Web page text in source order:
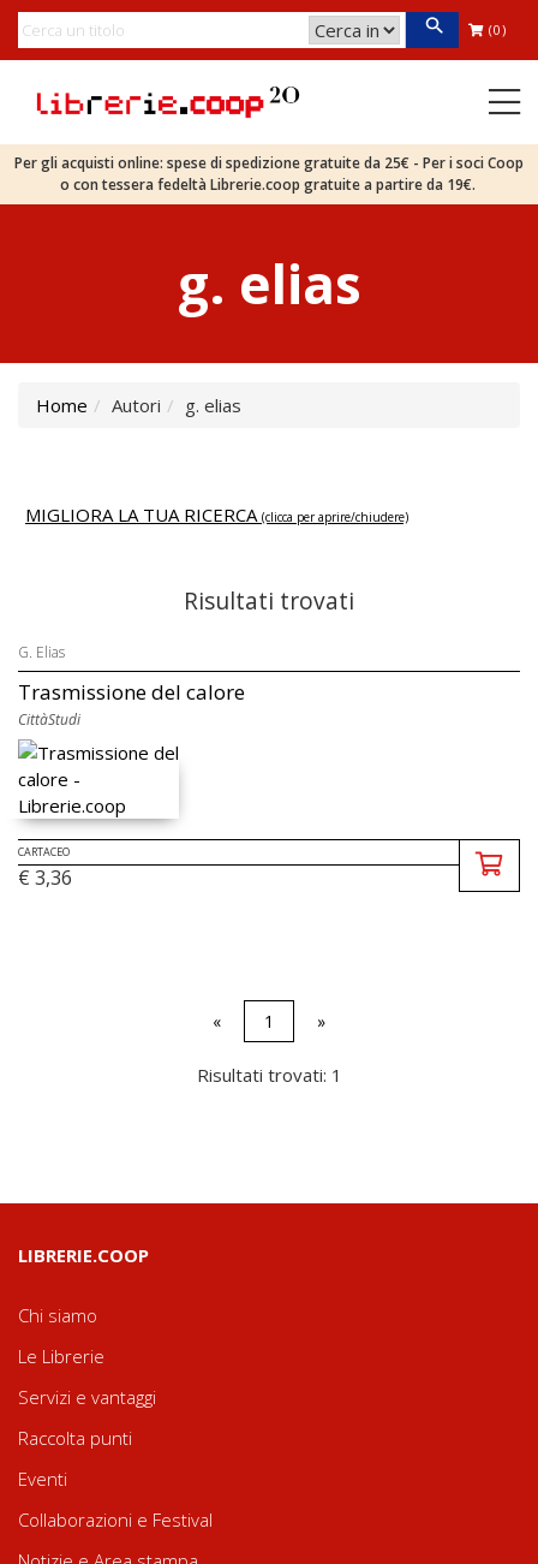
(0)
Per gli acquisti online: spese di spedizione gratuite da 25€ - Per i soci Coop
o con tessera fedeltà Librerie.coop gratuite a partire da 19€.
g. elias
Home Autori g. elias
MIGLIORA LA TUA RICERCA (clicca per aprire/chiudere)
Risultati trovati
G. Elias
Trasmissione del calore
CittàStudi
CARTACEO
€ 3,36
« 1 »
Risultati trovati: 1
LIBRERIE.COOP
Chi siamo
Le Librerie
Servizi e vantaggi
Raccolta punti
Eventi
Collaborazioni e Festival